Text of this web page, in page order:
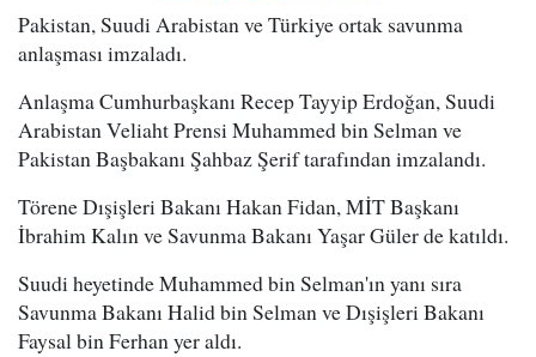
Pakistan, Suudi Arabistan ve Türkiye ortak savunma
anlaşması imzaladı.
Anlaşma Cumhurbaşkanı Recep Tayyip Erdoğan, Suudi
Arabistan Veliaht Prensi Muhammed bin Selman ve
Pakistan Başbakanı Şahbaz Şerif tarafından imzalandı.
Törene Dışişleri Bakanı Hakan Fidan, MİT Başkanı
İbrahim Kalın ve Savunma Bakanı Yaşar Güler de katıldı.
Suudi heyetinde Muhammed bin Selman'ın yanı sıra
Savunma Bakanı Halid bin Selman ve Dışişleri Bakanı
Faysal bin Ferhan yer aldı.